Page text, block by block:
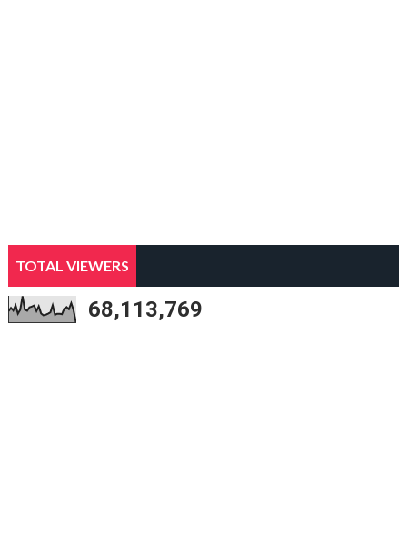
TOTAL VIEWERS
68,113,769